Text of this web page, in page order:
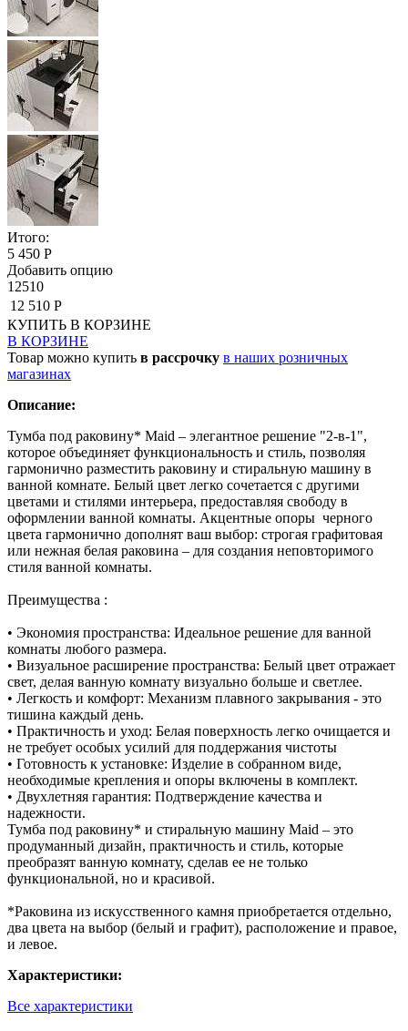
Итого:
5 450 Р
Добавить опцию
12510
12 510 Р
КУПИТЬ В КОРЗИНЕ
В КОРЗИНЕ
Товар можно купить в рассрочку в наших розничных
магазинах
Описание:
Тумба под раковину* Maid – элегантное решение "2-в-1",
которое объединяет функциональность и стиль, позволяя
гармонично разместить раковину и стиральную машину в
ванной комнате. Белый цвет легко сочетается с другими
цветами и стилями интерьера, предоставляя свободу в
оформлении ванной комнаты. Акцентные опоры черного
цвета гармонично дополнят ваш выбор: строгая графитовая
или нежная белая раковина – для создания неповторимого
стиля ванной комнаты.
Преимущества :
• Экономия пространства: Идеальное решение для ванной
комнаты любого размера.
• Визуальное расширение пространства: Белый цвет отражает
свет, делая ванную комнату визуально больше и светлее.
• Легкость и комфорт: Механизм плавного закрывания - это
тишина каждый день.
• Практичность и уход: Белая поверхность легко очищается и
не требует особых усилий для поддержания чистоты
• Готовность к установке: Изделие в собранном виде,
необходимые крепления и опоры включены в комплект.
• Двухлетняя гарантия: Подтверждение качества и
надежности.
Тумба под раковину* и стиральную машину Maid – это
продуманный дизайн, практичность и стиль, которые
преобразят ванную комнату, сделав ее не только
функциональной, но и красивой.
*Раковина из искусственного камня приобретается отдельно,
два цвета на выбор (белый и графит), расположение и правое,
и левое.
Характеристики:
Все характеристики